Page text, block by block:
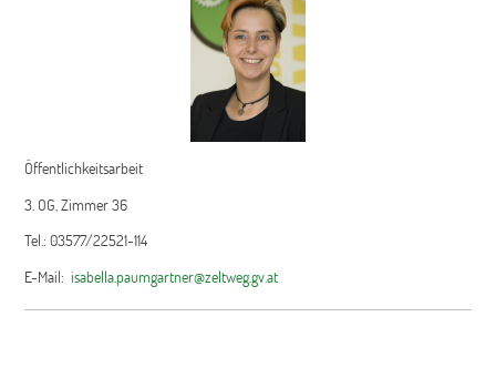
Öffentlichkeitsarbeit
3. OG, Zimmer 36
Tel.: 03577/22521-114
E-Mail:isabella.paumgartner@zeltweg.gv.at